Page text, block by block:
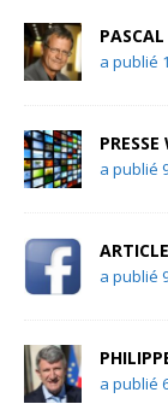
a publié
PRESSE
a publié
a publié
a publié